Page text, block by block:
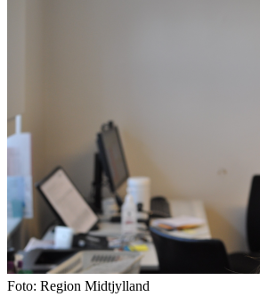
Foto: Region Midtjylland